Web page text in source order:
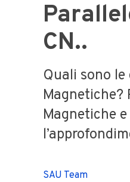
CN..
Quali sono
Magnetiche?
Magnetiche
SAU Team